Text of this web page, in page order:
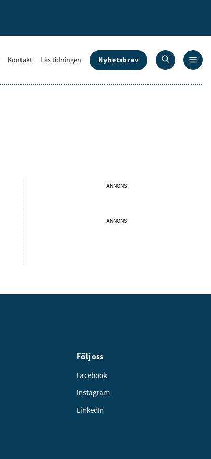
Kontakt Läs tidningen Nyhetsbrev
ANNONS
ANNONS
Följ oss
Facebook
Instagram
LinkedIn